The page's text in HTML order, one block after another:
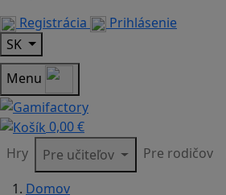
Registrácia
Prihlásenie
SK
Menu
0,00 €
Hry
Pre učiteľov Pre rodičov
Domov